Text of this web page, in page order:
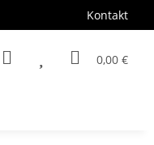
Kontakt
0,00 €